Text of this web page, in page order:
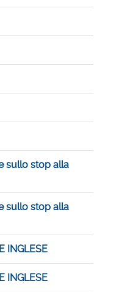
sullo stop alla
sullo stop alla
INGLESE
INGLESE